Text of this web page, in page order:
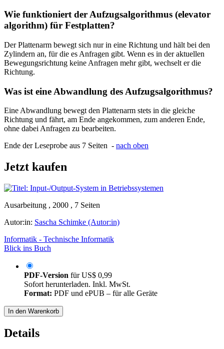
Wie funktioniert der Aufzugsalgorithmus (elevator
algorithm) für Festplatten?
Der Plattenarm bewegt sich nur in eine Richtung und hält bei den
Zylindern an, für die es Anfragen gibt. Wenn es in der aktuellen
Bewegungsrichtung keine Anfragen mehr gibt, wechselt er die
Richtung.
Was ist eine Abwandlung des Aufzugsalgorithmus?
Eine Abwandlung bewegt den Plattenarm stets in die gleiche
Richtung und fährt, am Ende angekommen, zum anderen Ende,
ohne dabei Anfragen zu bearbeiten.
Ende der Leseprobe aus 7 Seiten - nach oben
Jetzt kaufen
Ausarbeitung , 2000 , 7 Seiten
Autor:in: Sascha Schimke (Autor:in)
Informatik - Technische Informatik
Blick ins Buch
PDF-Version fürUS$ 0,99
Sofort herunterladen. Inkl. MwSt.
Format: PDF und ePUB – für alle Geräte
In den Warenkorb
Details